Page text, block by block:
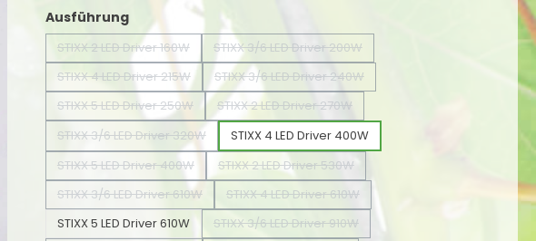
Ausführungauswählen
STIXX 2 LED Driver 160W
(Diese Option ist zurzeit nicht verfügbar.)
STIXX 3/6 LED Driver 200W
(Diese Option ist zurzeit nicht verfügbar.)
STIXX 4 LED Driver 215W
(Diese Option ist zurzeit nicht verfügbar.)
STIXX 3/6 LED Driver 240W
(Diese Option ist zurzeit nicht verfügbar.)
STIXX 5 LED Driver 250W
(Diese Option ist zurzeit nicht verfügbar.)
STIXX 2 LED Driver 270W
(Diese Option ist zurzeit nicht verfügbar.)
STIXX 3/6 LED Driver 320W
(Diese Option ist zurzeit nicht verfügbar.)
STIXX 4 LED Driver 400W
STIXX 5 LED Driver 400W
(Diese Option ist zurzeit nicht verfügbar.)
STIXX 2 LED Driver 530W
(Diese Option ist zurzeit nicht verfügbar.)
STIXX 3/6 LED Driver 610W
(Diese Option ist zurzeit nicht verfügbar.)
STIXX 4 LED Driver 610W
(Diese Option ist zurzeit nicht verfügbar.)
STIXX 5 LED Driver 610W STIXX 3/6 LED Driver 910W
(Diese Option ist zurzeit nicht verfügbar.)